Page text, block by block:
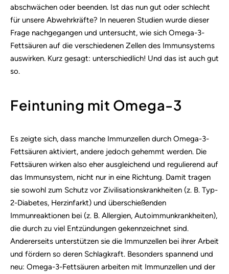
abschwächen oder beenden. Ist das nun gut oder schlecht
für unsere Abwehrkräfte? In neueren Studien wurde dieser
Frage nachgegangen und untersucht, wie sich Omega-3-
Fettsäuren auf die verschiedenen Zellen des Immunsystems
auswirken. Kurz gesagt: unterschiedlich! Und das ist auch gut
so.
Feintuning mit Omega-3
Es zeigte sich, dass manche Immunzellen durch Omega-3-
Fettsäuren aktiviert, andere jedoch gehemmt werden. Die
Fettsäuren wirken also eher ausgleichend und regulierend auf
das Immunsystem, nicht nur in eine Richtung. Damit tragen
sie sowohl zum Schutz vor Zivilisationskrankheiten (z. B. Typ-
2-Diabetes, Herzinfarkt) und überschießenden
Immunreaktionen bei (z. B. Allergien, Autoimmunkrankheiten),
die durch zu viel Entzündungen gekennzeichnet sind.
Andererseits unterstützen sie die Immunzellen bei ihrer Arbeit
und fördern so deren Schlagkraft. Besonders spannend und
neu: Omega-3-Fettsäuren arbeiten mit Immunzellen und der